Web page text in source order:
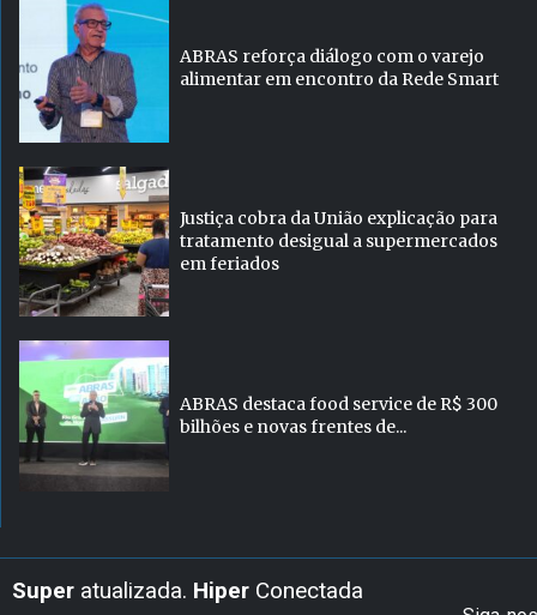
ABRAS reforça diálogo com o varejo
alimentar em encontro da Rede Smart
Justiça cobra da União explicação para
tratamento desigual a supermercados
em feriados
ABRAS destaca food service de R$ 300
bilhões e novas frentes de...
Super atualizada. Hiper Conectada